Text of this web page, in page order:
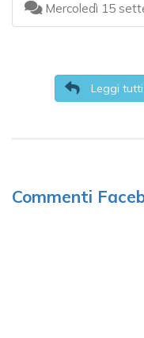
Mercoledì 15
Leggi
Commenti